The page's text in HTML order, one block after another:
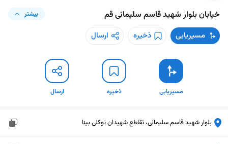
خیابان بلوار شهید قاسم سلیمانیقم بیشتر
مسیریابی ذخیره ارسال
مسیریابی ذخیره ارسال
بلوار شهید قاسم سلیمانی، تقاطع شهیدان توکلی بینا